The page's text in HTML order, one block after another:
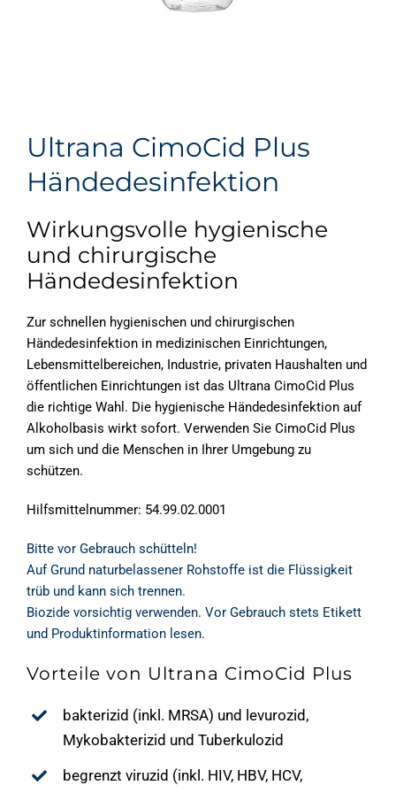
Ultrana CimoCid Plus
Händedesinfektion
Wirkungsvolle hygienische
und chirurgische
Händedesinfektion
Zur schnellen hygienischen und chirurgischen
Händedesinfektion in medizinischen Einrichtungen,
Lebensmittelbereichen, Industrie, privaten Haushalten und
öffentlichen Einrichtungen ist das Ultrana CimoCid Plus
die richtige Wahl. Die hygienische Händedesinfektion auf
Alkoholbasis wirkt sofort. Verwenden Sie CimoCid Plus
um sich und die Menschen in Ihrer Umgebung zu
schützen.
Hilfsmittelnummer: 54.99.02.0001
Bitte vor Gebrauch schütteln!
Auf Grund naturbelassener Rohstoffe ist die Flüssigkeit
trüb und kann sich trennen.
Biozide vorsichtig verwenden. Vor Gebrauch stets Etikett
und Produktinformation lesen.
Vorteile von Ultrana CimoCid Plus
bakterizid (inkl. MRSA) und levurozid,
Mykobakterizid und Tuberkulozid
begrenzt viruzid (inkl. HIV, HBV, HCV,